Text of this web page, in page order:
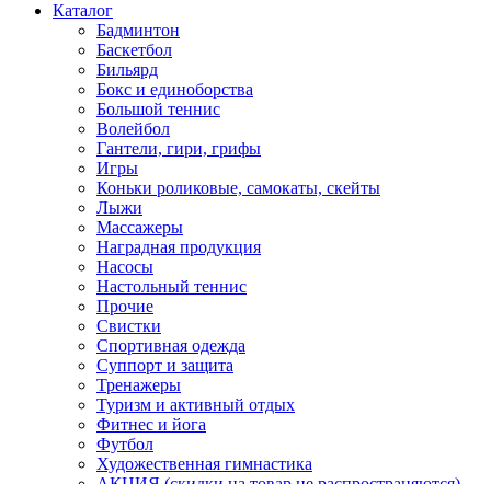
Каталог
Бадминтон
Баскетбол
Бильярд
Бокс и единоборства
Большой теннис
Волейбол
Гантели, гири, грифы
Игры
Коньки роликовые, самокаты, скейты
Лыжи
Массажеры
Наградная продукция
Насосы
Настольный теннис
Прочие
Свистки
Спортивная одежда
Суппорт и защита
Тренажеры
Туризм и активный отдых
Фитнес и йога
Футбол
Художественная гимнастика